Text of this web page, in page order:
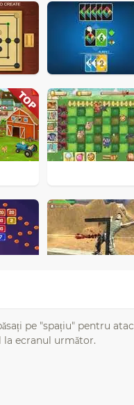
pe "spațiu" pentru
ecranul următor.